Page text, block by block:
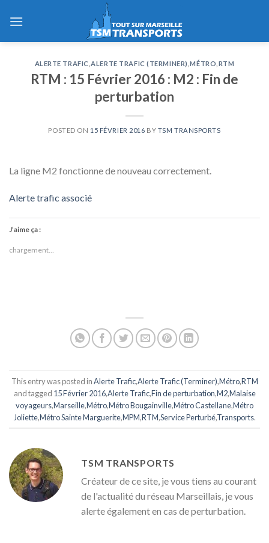
ALERTE TRAFIC ,ALERTE TRAFIC (TERMINER) ,MÉTRO RTM
RTM : 15 Février 2016 : M2 : Fin de
perturbation
POSTED ON 15 FÉVRIER 2016 BY TSM TRANSPORTS
La ligne M2 fonctionne de nouveau correctement.
Alerte trafic associé
J’aime ça :
chargement…
This entry was posted inAlerte Trafic,Alerte Trafic (Terminer),Métro,RTM
and tagged 15 Février 2016,Alerte Trafic,Fin de perturbation,M2,Malaise
voyageurs,Marseille,Métro,Métro Bougainville,Métro Castellane,Métro
Joliette,Métro Sainte Marguerite,MPM,RTM,Service Perturbé,Transports.
TSM TRANSPORTS
Créateur de ce site, je vous tiens au courant
de l'actualité du réseau Marseillais, je vous
alerte également en cas de perturbation.